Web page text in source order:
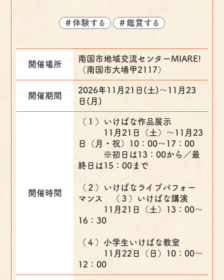
＃体験する ＃鑑賞する
開催場所
南国市地域交流センターMIARE!
（南国市大埇甲2117）
開催期間
2026年11月21日(土)〜11月23
日(月)
開催時間
（１）いけばな作品展示
11月21日（土）～11月23
日（月・祝）10：00～17：00
※初日は13：00から／最
終日は15：00まで
（２）いけばなライブパフォー
マンス （３）いけばな講演
11月21日（土）13：00～
16：30
（４）小学生いけばな教室
11月22日（日）10：00～
12：00